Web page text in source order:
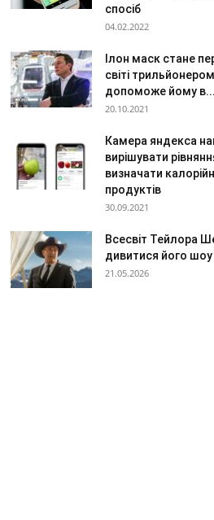
спосіб
04.02.2022
Ілон маск стане
світі трильйонером
допоможе йому в...
20.10.2021
Камера яндекса
вирішувати
визначати
продуктів
30.09.2021
Всесвіт Тейлора
дивитися його шоу
21.05.2026